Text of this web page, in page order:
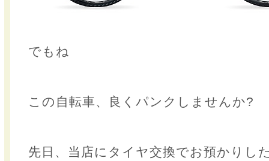
でもね
この自転車、良くパンクしませんか?
先日、当店にタイヤ交換でお預かりし